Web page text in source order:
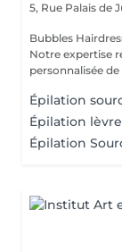
5, Rue Palais de
Bubbles Hairdresser L'élégance au service de
Notre expertise
personnalisée de
Épilation
Épilation
Épilation